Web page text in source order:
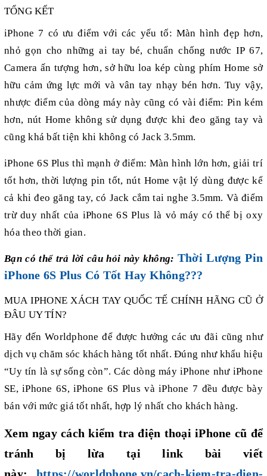
TỔNG KẾT
iPhone 7 có ưu điểm với các yếu tố: Màn hình đẹp hơn,
nhỏ gọn cho những ai tay bé, chuẩn chống nước IP 67,
Camera ấn tượng hơn, sở hữu loa kép cùng phím Home sở
hữu cảm ứng lực mới và vân tay nhạy bén hơn. Tuy vậy,
nhược điểm của dòng máy này cũng có vài điểm: Pin kém
hơn, nút Home không sử dụng được khi đeo găng tay và
cũng khá bất tiện khi không có Jack 3.5mm.
iPhone 6S Plus thì mạnh ở điểm: Màn hình lớn hơn, giải trí
tốt hơn, thời lượng pin tốt, nút Home vật lý dùng được kể
cả khi đeo găng tay, có Jack cắm tai nghe 3.5mm. Và điểm
trừ duy nhất của iPhone 6S Plus là vỏ máy có thể bị oxy
hóa theo thời gian.
Bạn có thể trả lời câu hỏi này không: Thời Lượng Pin
iPhone 6S Plus Có Tốt Hay Không???
MUA IPHONE XÁCH TAY QUỐC TẾ CHÍNH HÃNG CŨ Ở
ĐÂU UY TÍN?
Hãy đến Worldphone để được hưởng các ưu đãi cũng như
dịch vụ chăm sóc khách hàng tốt nhất. Đúng như khẩu hiệu
“Uy tín là sự sống còn”. Các dòng máy iPhone như iPhone
SE, iPhone 6S, iPhone 6S Plus và iPhone 7 đều được bày
bán với mức giá tốt nhất, hợp lý nhất cho khách hàng.
Xem ngay cách kiểm tra điện thoại iPhone cũ để
tránh bị lừa tại link bài viết